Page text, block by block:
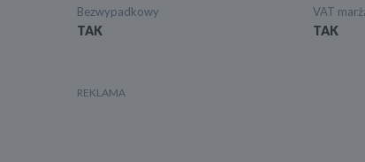
Bezwypadkowy
TAK
VAT
TAK